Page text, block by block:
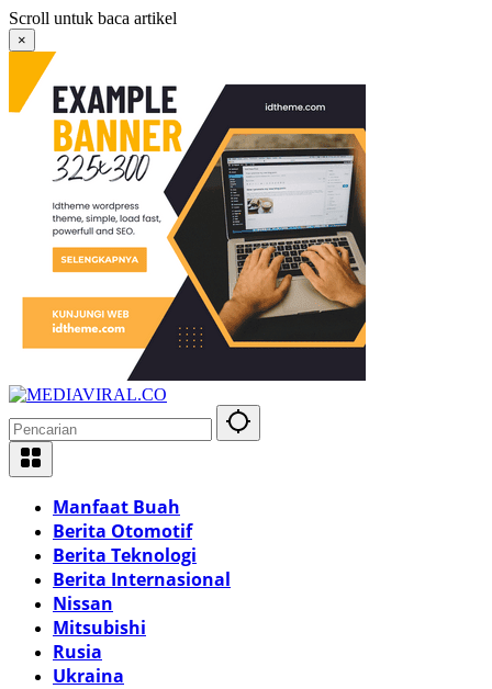
Langsung
ke
konten
Scroll untuk baca artikel
×
Manfaat Buah
Berita Otomotif
Berita Teknologi
Berita Internasional
Nissan
Mitsubishi
Rusia
Ukraina